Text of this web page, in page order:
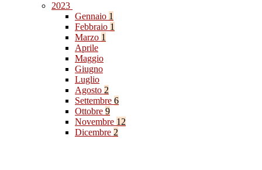
2023
Gennaio 1
Febbraio 1
Marzo 1
Aprile
Maggio
Giugno
Luglio
Agosto 2
Settembre 6
Ottobre 9
Novembre 12
Dicembre 2